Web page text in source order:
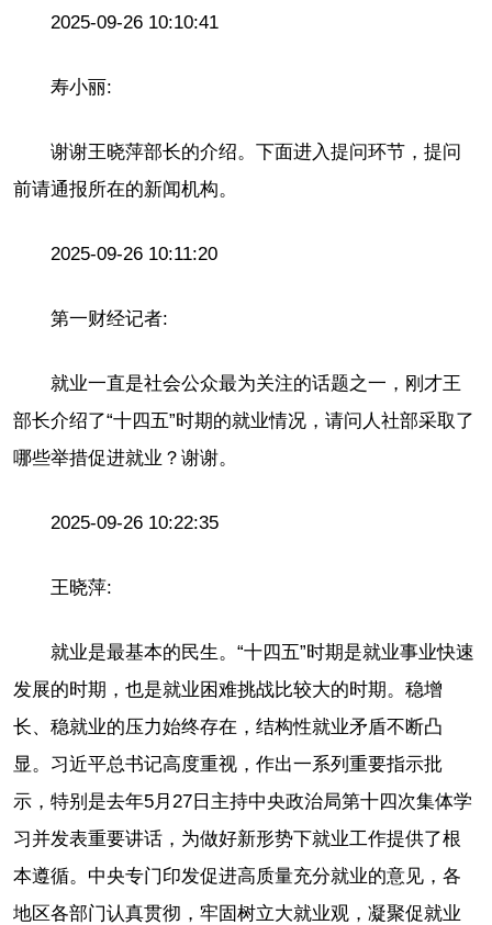
2025-09-26 10:10:41
寿小丽:
谢谢王晓萍部长的介绍。下面进入提问环节，提问
前请通报所在的新闻机构。
2025-09-26 10:11:20
第一财经记者:
就业一直是社会公众最为关注的话题之一，刚才王
部长介绍了“十四五”时期的就业情况，请问人社部采取了
哪些举措促进就业？谢谢。
2025-09-26 10:22:35
王晓萍:
就业是最基本的民生。“十四五”时期是就业事业快速
发展的时期，也是就业困难挑战比较大的时期。稳增
长、稳就业的压力始终存在，结构性就业矛盾不断凸
显。习近平总书记高度重视，作出一系列重要指示批
示，特别是去年5月27日主持中央政治局第十四次集体学
习并发表重要讲话，为做好新形势下就业工作提供了根
本遵循。中央专门印发促进高质量充分就业的意见，各
地区各部门认真贯彻，牢固树立大就业观，凝聚促就业